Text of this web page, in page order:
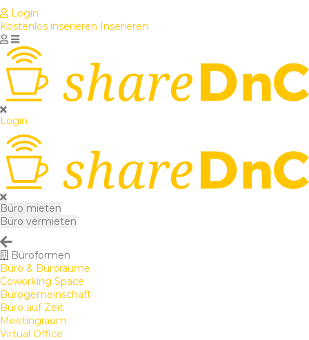
Login
Kostenlos inserieren Inserieren
Login
Büro mieten
Büro vermieten
Büroformen
Büro & Büroräume
Coworking Space
Bürogemeinschaft
Büro auf Zeit
Meetingraum
Virtual Office